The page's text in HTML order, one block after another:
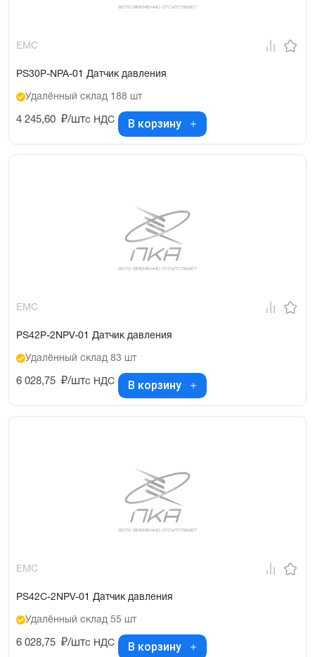
EMC
PS30P-NPA-01 Датчик давления
Удалённый склад 188 шт
4 245,60 ₽/штс НДС В корзину
EMC
PS42P-2NPV-01 Датчик давления
Удалённый склад 83 шт
6 028,75 ₽/штс НДС В корзину
EMC
PS42C-2NPV-01 Датчик давления
Удалённый склад 55 шт
6 028,75 ₽/штс НДС В корзину